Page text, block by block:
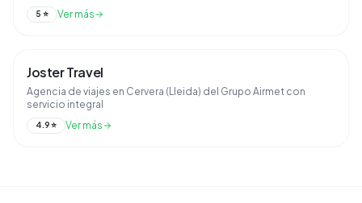
5 ⭐ Ver más
Joster Travel
Agencia de viajes en Cervera (Lleida) del Grupo Airmet con
servicio integral
4.9⭐ Ver más